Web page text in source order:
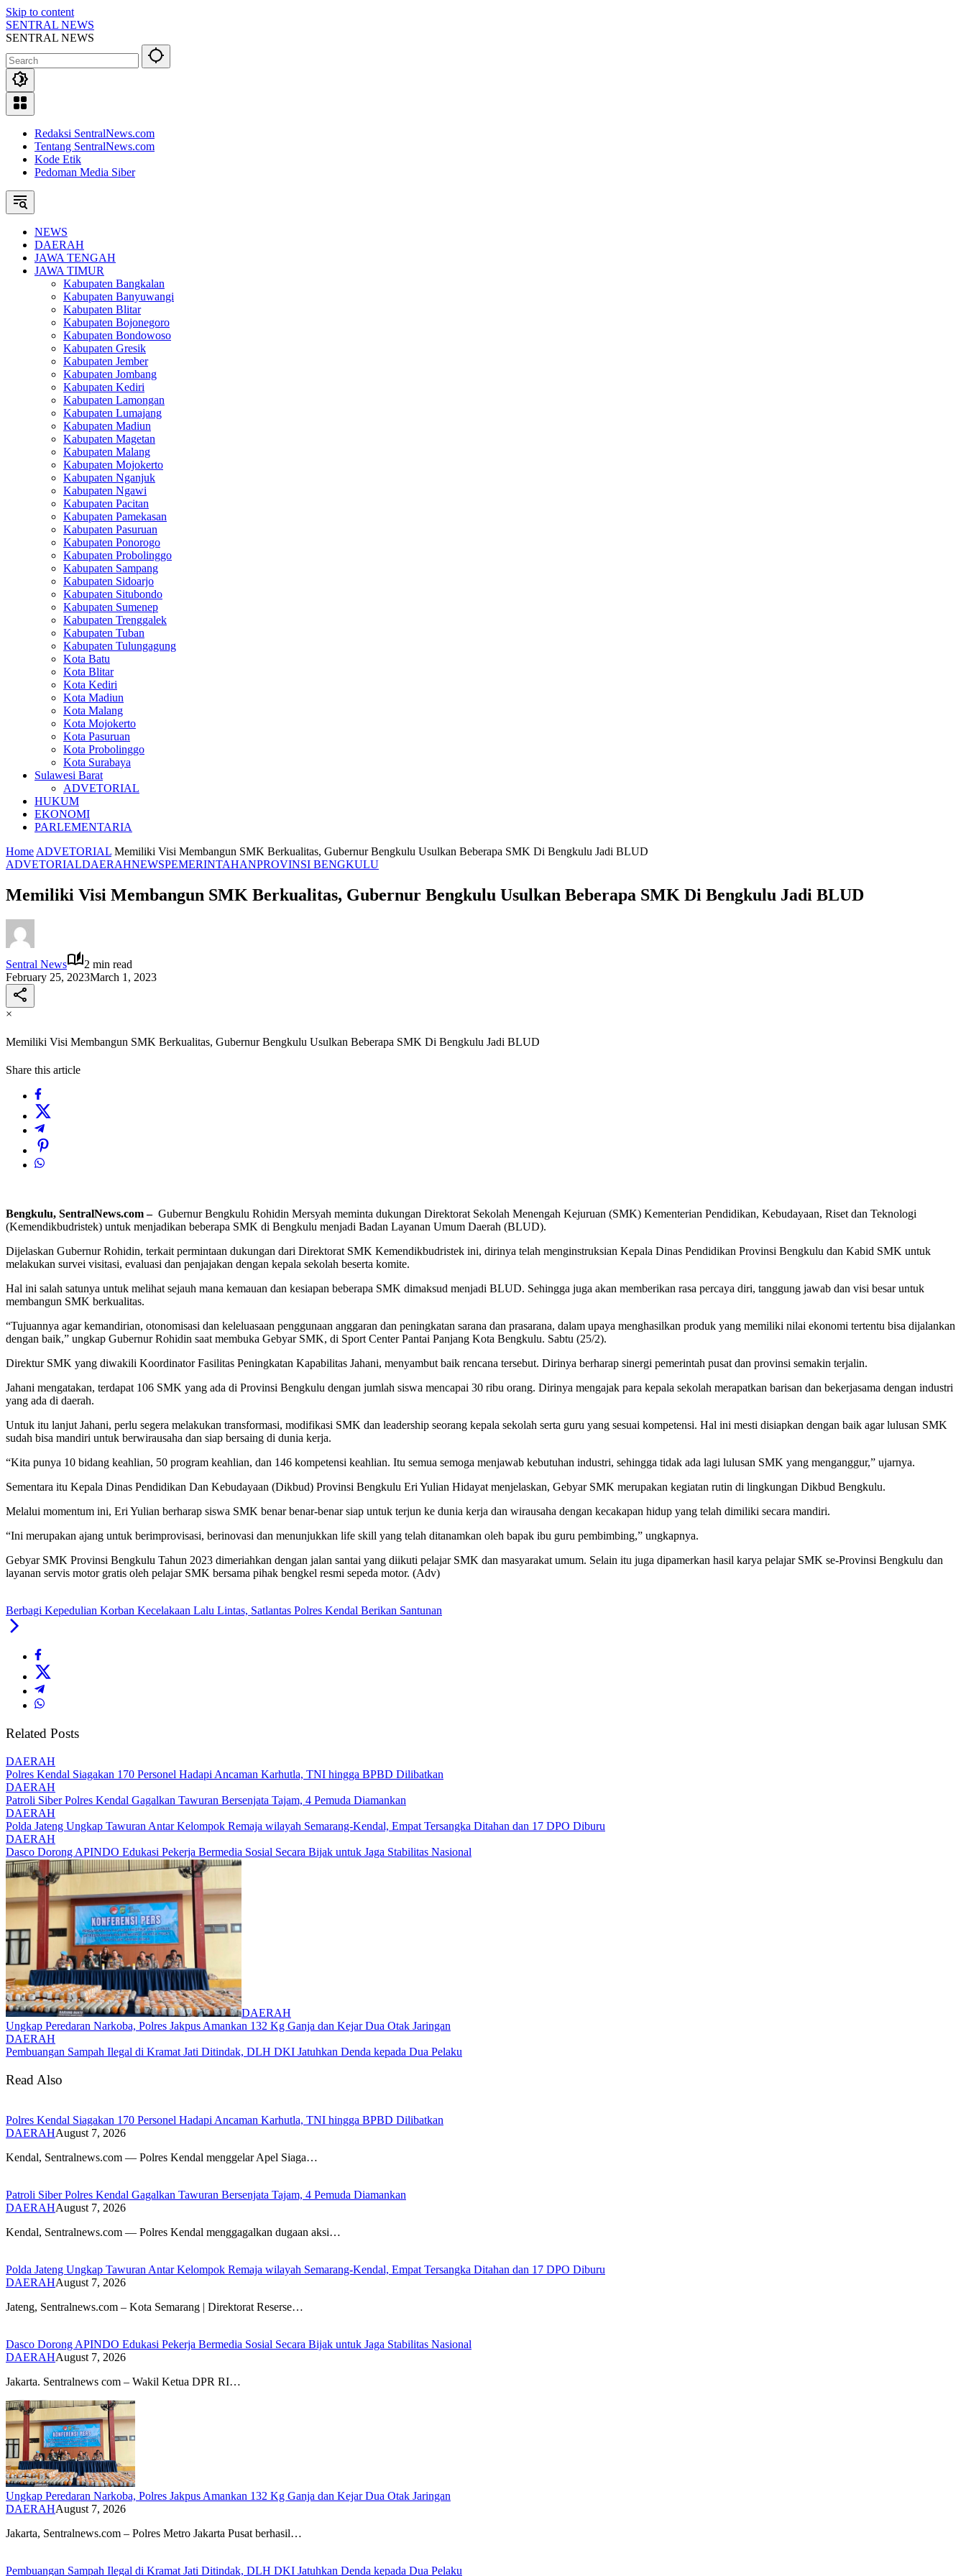
Skip to content
SENTRAL NEWS
SENTRAL NEWS
Redaksi SentralNews.com
Tentang SentralNews.com
Kode Etik
Pedoman Media Siber
NEWS
DAERAH
JAWA TENGAH
JAWA TIMUR
Kabupaten Bangkalan
Kabupaten Banyuwangi
Kabupaten Blitar
Kabupaten Bojonegoro
Kabupaten Bondowoso
Kabupaten Gresik
Kabupaten Jember
Kabupaten Jombang
Kabupaten Kediri
Kabupaten Lamongan
Kabupaten Lumajang
Kabupaten Madiun
Kabupaten Magetan
Kabupaten Malang
Kabupaten Mojokerto
Kabupaten Nganjuk
Kabupaten Ngawi
Kabupaten Pacitan
Kabupaten Pamekasan
Kabupaten Pasuruan
Kabupaten Ponorogo
Kabupaten Probolinggo
Kabupaten Sampang
Kabupaten Sidoarjo
Kabupaten Situbondo
Kabupaten Sumenep
Kabupaten Trenggalek
Kabupaten Tuban
Kabupaten Tulungagung
Kota Batu
Kota Blitar
Kota Kediri
Kota Madiun
Kota Malang
Kota Mojokerto
Kota Pasuruan
Kota Probolinggo
Kota Surabaya
Sulawesi Barat
ADVETORIAL
HUKUM
EKONOMI
PARLEMENTARIA
Home ADVETORIAL Memiliki Visi Membangun SMK Berkualitas, Gubernur Bengkulu Usulkan Beberapa SMK Di Bengkulu Jadi BLUD
ADVETORIALDAERAHNEWSPEMERINTAHANPROVINSI BENGKULU
Memiliki Visi Membangun SMK Berkualitas, Gubernur Bengkulu Usulkan Beberapa SMK Di Bengkulu Jadi BLUD
Sentral News
2 min read
February 25, 2023March 1, 2023
×
Memiliki Visi Membangun SMK Berkualitas, Gubernur Bengkulu Usulkan Beberapa SMK Di Bengkulu Jadi BLUD
Share this article
Bengkulu, SentralNews.com – Gubernur Bengkulu Rohidin Mersyah meminta dukungan Direktorat Sekolah Menengah Kejuruan (SMK) Kementerian Pendidikan, Kebudayaan, Riset dan Teknologi
(Kemendikbudristek) untuk menjadikan beberapa SMK di Bengkulu menjadi Badan Layanan Umum Daerah (BLUD).
Dijelaskan Gubernur Rohidin, terkait permintaan dukungan dari Direktorat SMK Kemendikbudristek ini, dirinya telah menginstruksian Kepala Dinas Pendidikan Provinsi Bengkulu dan Kabid SMK untuk
melakukan survei visitasi, evaluasi dan penjajakan dengan kepala sekolah beserta komite.
Hal ini salah satunya untuk melihat sejauh mana kemauan dan kesiapan beberapa SMK dimaksud menjadi BLUD. Sehingga juga akan memberikan rasa percaya diri, tanggung jawab dan visi besar untuk
membangun SMK berkualitas.
“Tujuannya agar kemandirian, otonomisasi dan keleluasaan penggunaan anggaran dan peningkatan sarana dan prasarana, dalam upaya menghasilkan produk yang memiliki nilai ekonomi tertentu bisa dijalankan
dengan baik,” ungkap Gubernur Rohidin saat membuka Gebyar SMK, di Sport Center Pantai Panjang Kota Bengkulu. Sabtu (25/2).
Direktur SMK yang diwakili Koordinator Fasilitas Peningkatan Kapabilitas Jahani, menyambut baik rencana tersebut. Dirinya berharap sinergi pemerintah pusat dan provinsi semakin terjalin.
Jahani mengatakan, terdapat 106 SMK yang ada di Provinsi Bengkulu dengan jumlah siswa mencapai 30 ribu orang. Dirinya mengajak para kepala sekolah merapatkan barisan dan bekerjasama dengan industri
yang ada di daerah.
Untuk itu lanjut Jahani, perlu segera melakukan transformasi, modifikasi SMK dan leadership seorang kepala sekolah serta guru yang sesuai kompetensi. Hal ini mesti disiapkan dengan baik agar lulusan SMK
sudah bisa mandiri untuk berwirausaha dan siap bersaing di dunia kerja.
“Kita punya 10 bidang keahlian, 50 program keahlian, dan 146 kompetensi keahlian. Itu semua semoga menjawab kebutuhan industri, sehingga tidak ada lagi lulusan SMK yang menganggur,” ujarnya.
Sementara itu Kepala Dinas Pendidikan Dan Kebudayaan (Dikbud) Provinsi Bengkulu Eri Yulian Hidayat menjelaskan, Gebyar SMK merupakan kegiatan rutin di lingkungan Dikbud Bengkulu.
Melalui momentum ini, Eri Yulian berharap siswa SMK benar benar-benar siap untuk terjun ke dunia kerja dan wirausaha dengan kecakapan hidup yang telah dimiliki secara mandiri.
“Ini merupakan ajang untuk berimprovisasi, berinovasi dan menunjukkan life skill yang telah ditanamkan oleh bapak ibu guru pembimbing,” ungkapnya.
Gebyar SMK Provinsi Bengkulu Tahun 2023 dimeriahkan dengan jalan santai yang diikuti pelajar SMK dan masyarakat umum. Selain itu juga dipamerkan hasil karya pelajar SMK se-Provinsi Bengkulu dan
layanan servis motor gratis oleh pelajar SMK bersama pihak bengkel resmi sepeda motor. (Adv)
Berbagi Kepedulian Korban Kecelakaan Lalu Lintas, Satlantas Polres Kendal Berikan Santunan
Related Posts
DAERAH
Polres Kendal Siagakan 170 Personel Hadapi Ancaman Karhutla, TNI hingga BPBD Dilibatkan
DAERAH
Patroli Siber Polres Kendal Gagalkan Tawuran Bersenjata Tajam, 4 Pemuda Diamankan
DAERAH
Polda Jateng Ungkap Tawuran Antar Kelompok Remaja wilayah Semarang-Kendal, Empat Tersangka Ditahan dan 17 DPO Diburu
DAERAH
Dasco Dorong APINDO Edukasi Pekerja Bermedia Sosial Secara Bijak untuk Jaga Stabilitas Nasional
DAERAH
Ungkap Peredaran Narkoba, Polres Jakpus Amankan 132 Kg Ganja dan Kejar Dua Otak Jaringan
DAERAH
Pembuangan Sampah Ilegal di Kramat Jati Ditindak, DLH DKI Jatuhkan Denda kepada Dua Pelaku
Read Also
Polres Kendal Siagakan 170 Personel Hadapi Ancaman Karhutla, TNI hingga BPBD Dilibatkan
DAERAHAugust 7, 2026
Kendal, Sentralnews.com — Polres Kendal menggelar Apel Siaga…
Patroli Siber Polres Kendal Gagalkan Tawuran Bersenjata Tajam, 4 Pemuda Diamankan
DAERAHAugust 7, 2026
Kendal, Sentralnews.com — Polres Kendal menggagalkan dugaan aksi…
Polda Jateng Ungkap Tawuran Antar Kelompok Remaja wilayah Semarang-Kendal, Empat Tersangka Ditahan dan 17 DPO Diburu
DAERAHAugust 7, 2026
Jateng, Sentralnews.com – Kota Semarang | Direktorat Reserse…
Dasco Dorong APINDO Edukasi Pekerja Bermedia Sosial Secara Bijak untuk Jaga Stabilitas Nasional
DAERAHAugust 7, 2026
Jakarta. Sentralnews com – Wakil Ketua DPR RI…
Ungkap Peredaran Narkoba, Polres Jakpus Amankan 132 Kg Ganja dan Kejar Dua Otak Jaringan
DAERAHAugust 7, 2026
Jakarta, Sentralnews.com – Polres Metro Jakarta Pusat berhasil…
Pembuangan Sampah Ilegal di Kramat Jati Ditindak, DLH DKI Jatuhkan Denda kepada Dua Pelaku